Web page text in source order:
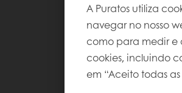
A Puratos utiliza
navegar no nosso
como para medir e
cookies, incluindo
em “Aceito todas